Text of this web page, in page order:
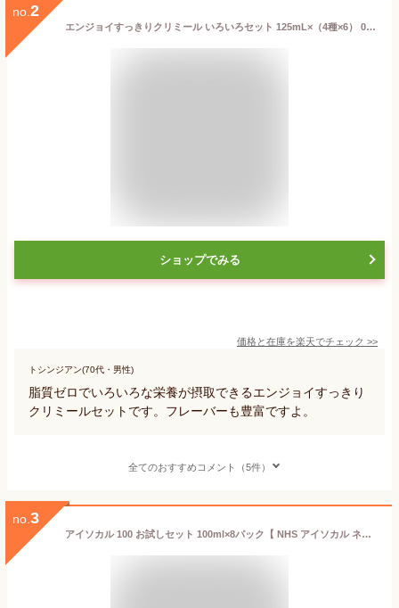
no. 2
エンジョイすっきりクリミール いろいろセット 125mL×（4種×6） 0654986 クリニコ栄養補助飲料 エンジョイシリーズ 飲料 ドリンク 栄養補給 脂質ゼロ シールド乳酸菌 食品 シニア 高齢者 介護用品
ショップでみる
価格と在庫を楽天でチェック >>
トシンジアン(70代・男性)
脂質ゼロでいろいろな栄養が摂取できるエンジョイすっきり
クリミールセットです。フレーバーも豊富ですよ。
全てのおすすめコメント（5件）
no. 3
アイソカル 100 お試しセット 100ml×8パック【 NHS アイソカル ネスレ リソース ペムパル バランス栄養 栄養補助食品 栄養食品 健康食品 高齢者 たんぱく質 カロリー エネルギー 介護 介護用品 介護食品 介護食事 飲み物 ドリンク MCT 介護食 流動食 高カロリー】